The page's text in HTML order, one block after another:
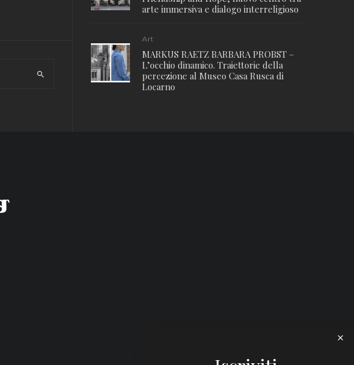
arte immersiva e dialogo interreligioso
Art
MARKUS RAETZ BARBARA PROBST –
L’occhio dinamico. Traiettorie della
percezione al Museo Casa Rusca di
Locarno